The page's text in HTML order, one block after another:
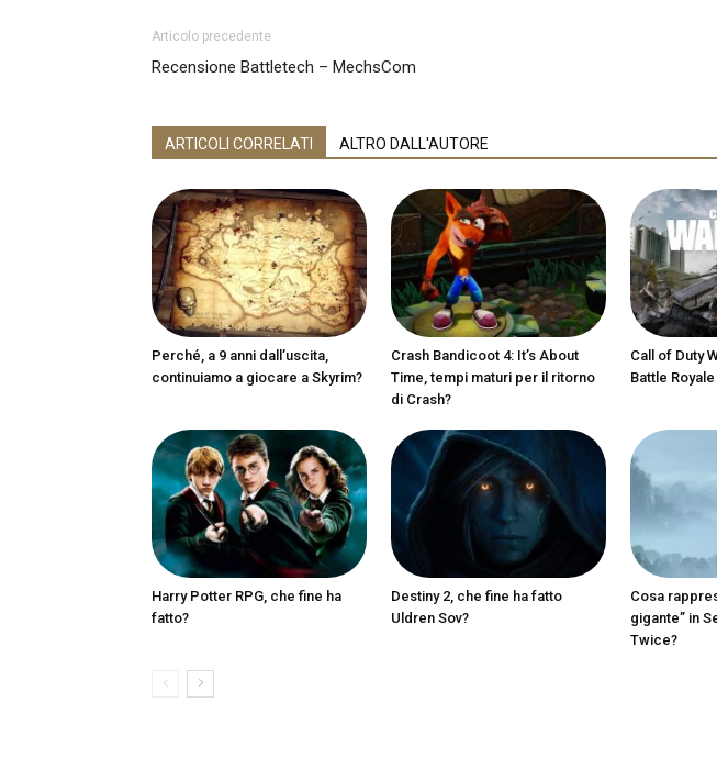
Articolo precedente
Recensione Battletech – MechsCom
ARTICOLI CORRELATI ALTRO DALL'AUTORE
Perché, a 9 anni dall’uscita,
continuiamo a giocare a Skyrim?
Crash Bandicoot 4: It’s About
Time, tempi maturi per il ritorno
di Crash?
Call of Duty
Battle
Harry Potter RPG, che fine ha
fatto?
Destiny 2, che fine ha fatto
Uldren Sov?
Cosa
gigante” in
Twice?